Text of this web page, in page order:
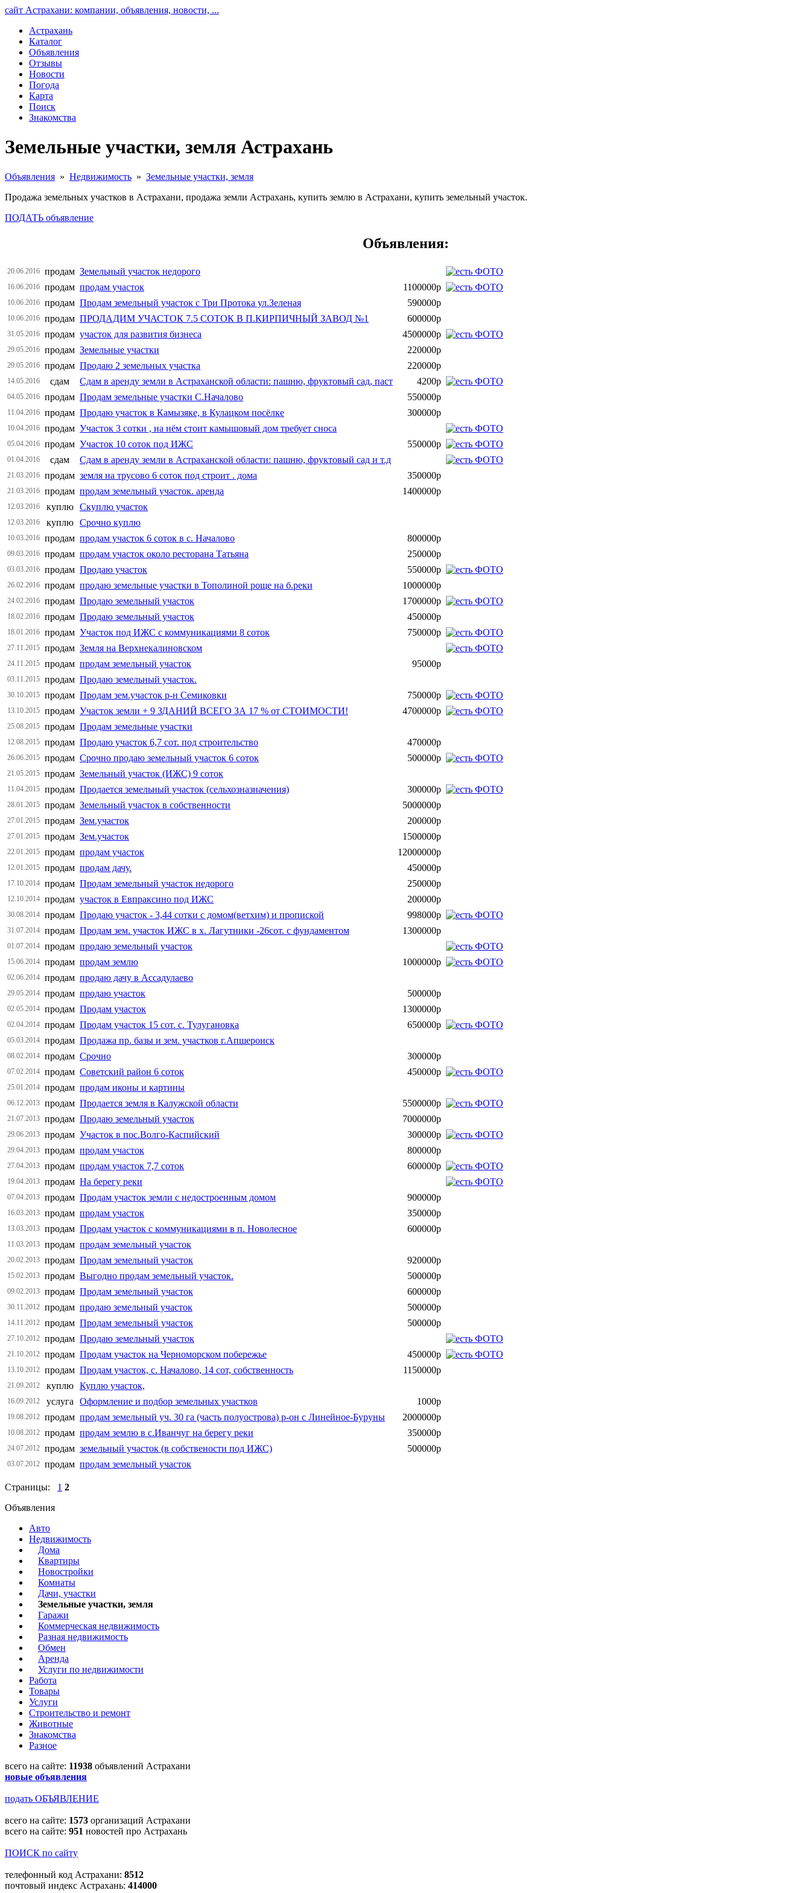
сайт Астрахани: компании, объявления, новости, ...
Астрахань
Каталог
Объявления
Отзывы
Новости
Погода
Карта
Поиск
Знакомства
Земельные участки, земля Астрахань
Объявления » Недвижимость » Земельные участки, земля
Продажа земельных участков в Астрахани, продажа земли Астрахань, купить землю в Астрахани, купить земельный участок.
ПОДАТЬ объявление
Объявления:
20.06.2016 продам Земельный участок недорого
16.06.2016 продам продам участок 1100000р
10.06.2016 продам Продам земельный участок с Три Протока ул.Зеленая 590000р
10.06.2016 продам ПРОДАДИМ УЧАСТОК 7.5 СОТОК В П.КИРПИЧНЫЙ ЗАВОД №1 600000р
31.05.2016 продам участок для развития бизнеса 4500000р
29.05.2016 продам Земельные участки 220000р
29.05.2016 продам Продаю 2 земельных участка 220000р
14.05.2016 сдам Сдам в аренду земли в Астраханской области: пашню, фруктовый сад, паст 4200р
04.05.2016 продам Продам земельные участки С.Началово 550000р
11.04.2016 продам Продаю участок в Камызяке, в Кулацком посёлке 300000р
10.04.2016 продам Участок 3 сотки , на нём стоит камышовый дом требует сноса
05.04.2016 продам Участок 10 соток под ИЖС 550000р
01.04.2016 сдам Сдам в аренду земли в Астраханской области: пашню, фруктовый сад и т.д
21.03.2016 продам земля на трусово 6 соток под строит . дома 350000р
21.03.2016 продам продам земельный участок. аренда 1400000р
12.03.2016 куплю Скуплю участок
12.03.2016 куплю Срочно куплю
10.03.2016 продам продам участок 6 соток в с. Началово 800000р
09.03.2016 продам продам участок около ресторана Татьяна 250000р
03.03.2016 продам Продаю участок 550000р
26.02.2016 продам продаю земельные участки в Тополиной роще на б.реки 1000000р
24.02.2016 продам Продаю земельный участок 1700000р
18.02.2016 продам Продаю земельный участок 450000р
18.01.2016 продам Участок под ИЖС с коммуникациями 8 соток 750000р
27.11.2015 продам Земля на Верхнекалиновском
24.11.2015 продам продам земельный участок 95000р
03.11.2015 продам Продаю земельный участок.
30.10.2015 продам Продам зем.участок р-н Семиковки 750000р
13.10.2015 продам Участок земли + 9 ЗДАНИЙ ВСЕГО ЗА 17 % от СТОИМОСТИ! 4700000р
25.08.2015 продам Продам земельные участки
12.08.2015 продам Продаю участок 6,7 сот. под строительство 470000р
26.06.2015 продам Срочно продаю земельный участок 6 соток 500000р
21.05.2015 продам Земельный участок (ИЖС) 9 соток
11.04.2015 продам Продается земельный участок (сельхозназначения) 300000р
28.01.2015 продам Земельный участок в собственности 5000000р
27.01.2015 продам Зем.участок 200000р
27.01.2015 продам Зем.участок 1500000р
22.01.2015 продам продам участок 12000000р
12.01.2015 продам продам дачу. 450000р
17.10.2014 продам Продам земельный участок недорого 250000р
12.10.2014 продам участок в Евпраксино под ИЖС 200000р
30.08.2014 продам Продаю участок - 3,44 сотки с домом(ветхим) и пропиской 998000р
31.07.2014 продам Продам зем. участок ИЖС в х. Лагутники -26сот. с фундаментом 1300000р
01.07.2014 продам продаю земельный участок
15.06.2014 продам продам землю 1000000р
02.06.2014 продам продаю дачу в Ассадулаево
29.05.2014 продам продаю участок 500000р
02.05.2014 продам Продам участок 1300000р
02.04.2014 продам Продам участок 15 сот. с. Тулугановка 650000р
05.03.2014 продам Продажа пр. базы и зем. участков г.Апшеронск
08.02.2014 продам Срочно 300000р
07.02.2014 продам Советский район 6 соток 450000р
25.01.2014 продам продам иконы и картины
06.12.2013 продам Продается земля в Калужской области 5500000р
21.07.2013 продам Продаю земельный участок 7000000р
29.06.2013 продам Участок в пос.Волго-Каспийский 300000р
29.04.2013 продам продам участок 800000р
27.04.2013 продам продам участок 7,7 соток 600000р
19.04.2013 продам На берегу реки
07.04.2013 продам Продам участок земли с недостроенным домом 900000р
16.03.2013 продам продам участок 350000р
13.03.2013 продам Продам участок с коммуникациями в п. Новолесное 600000р
11.03.2013 продам продам земельный участок
20.02.2013 продам Продам земельный участок 920000р
15.02.2013 продам Выгодно продам земельный участок. 500000р
09.02.2013 продам Продам земельный участок 600000р
30.11.2012 продам продаю земельный участок 500000р
14.11.2012 продам Продам земельный участок 500000р
27.10.2012 продам Продаю земельный участок
21.10.2012 продам Продам участок на Черноморском побережье 450000р
13.10.2012 продам Продам участок, с. Началово, 14 сот, собственность 1150000р
21.09.2012 куплю Куплю участок,
16.09.2012 услуга Оформление и подбор земельных участков 1000р
19.08.2012 продам продам земельный уч. 30 га (часть полуострова) р-он с Линейное-Буруны 2000000р
10.08.2012 продам продам землю в с.Иванчуг на берегу реки 350000р
24.07.2012 продам земельный участок (в собствености под ИЖС) 500000р
03.07.2012 продам продам земельный участок
Страницы: 1 2
Объявления
Авто
Недвижимость
Дома
Квартиры
Новостройки
Комнаты
Дачи, участки
Земельные участки, земля
Гаражи
Коммерческая недвижимость
Разная недвижимость
Обмен
Аренда
Услуги по недвижимости
Работа
Товары
Услуги
Строительство и ремонт
Животные
Знакомства
Разное
всего на сайте: 11938 объявлений Астрахани
новые объявления
подать ОБЪЯВЛЕНИЕ
всего на сайте: 1573 организаций Астрахани
всего на сайте: 951 новостей про Астрахань
ПОИСК по сайту
телефонный код Астрахани: 8512
почтовый индекс Астрахань: 414000